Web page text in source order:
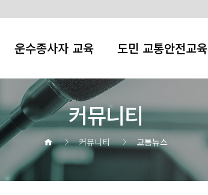
운수종사자 교육 도민 교통안전교육
커뮤니티
커뮤니티 교통뉴스